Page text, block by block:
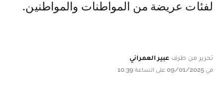
لفئات عريضة من المواطنات والمواطنين.
تحرير من طرف عبير العمراني
في 09/01/2025 على الساعة 10:39